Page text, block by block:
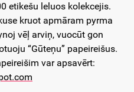
etikešu leluos kolekcejis.
kruot apmāram pyrma
vēļ arviņ, vuocūt gon
“Gūteņu” papeireišus.
var apsavērt: